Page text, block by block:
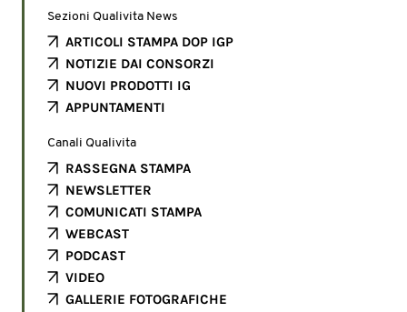
Sezioni Qualivita News
ARTICOLI STAMPA DOP IGP
NOTIZIE DAI CONSORZI
NUOVI PRODOTTI IG
APPUNTAMENTI
Canali Qualivita
RASSEGNA STAMPA
NEWSLETTER
COMUNICATI STAMPA
WEBCAST
PODCAST
VIDEO
GALLERIE FOTOGRAFICHE